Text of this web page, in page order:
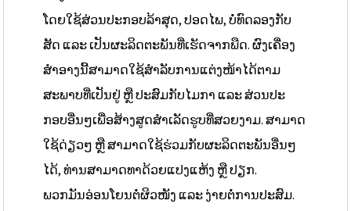
ໂດຍໃຊ້ສ່ວນປະກອບລ້າສຸດ, ປອດໄພ, ບໍ່ທົດລອງກັບ
ສັດ ແລະ ເປັນຜະລິດຕະພັນທີ່ເຮັດຈາກພືດ. ຜົງເຄື່ອງ
ສຳອາງນີ້ສາມາດໃຊ້ສຳລັບການແຕ່ງໜ້າໄດ້ຕາມ
ສະພາບທີ່ເປັນຢູ່ ຫຼື ປະສົມກັບໄມກາ ແລະ ສ່ວນປະ
ກອບອື່ນໆເພື່ອສ້າງສູດສຳເລັດຮູບທີ່ສວຍງາມ. ສາມາດ
ໃຊ້ດ່ຽວໆ ຫຼື ສາມາດໃຊ້ຮ່ວມກັບຜະລິດຕະພັນອື່ນໆ
ໄດ້, ທ່ານສາມາດທາດ້ວຍແປງແຫ້ງ ຫຼື ປຽກ.
ພວກມັນອ່ອນໂຍນຕໍ່ຜິວໜັງ ແລະ ງ່າຍຕໍ່ການປະສົມ.